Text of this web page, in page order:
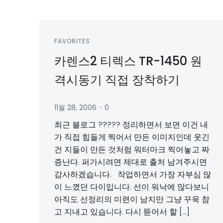
FAVORITES
카렌스2 티렉스 TR-1450 원
격시동기 직접 장착하기
11월 28, 2006 - 0
최근 블로그 ????? 정리하면서 보면 이건 내
가 직접 힘들게 찍어서 만든 이미지인데 웃긴
건 지들이 만든 것처럼 워터마크 찍어놓고 짜
증난다. 퍼가시려면 제대로 출처 남겨주시면
감사하겠습니다. 작업하면서 가장 자부심 많
이 느꼈던 다이입니다. 선이 워낙에 많다보니
아직도 선정리의 미련이 남지만 그냥 꾸욱 참
고 지내고 있습니다. 다시 뜯어서 할 […]